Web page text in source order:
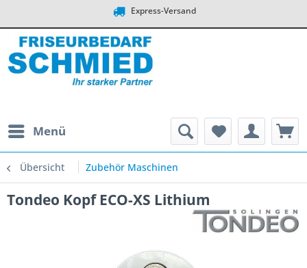
Express-Versand
Menü
Übersicht Zubehör Maschinen
Tondeo Kopf ECO-XS Lithium